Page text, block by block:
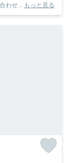
わせ...
もっと見る